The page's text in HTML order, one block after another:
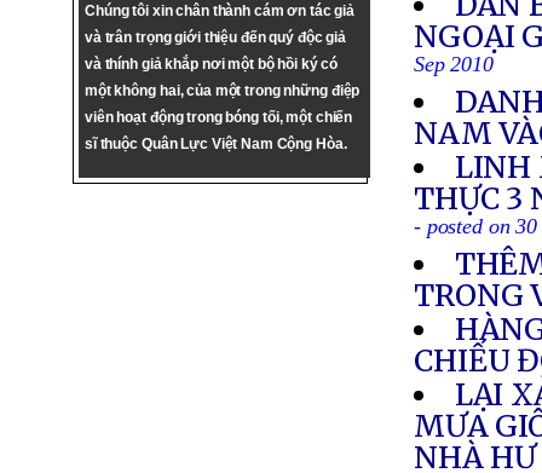
Chúng tôi xin chân thành cám ơn tác giả
và trân trọng giới thiệu đến quý độc giả
và thính giả khắp nơi một bộ hồi ký có
một không hai, của một trong những điệp
viên hoạt động trong bóng tối, một chiến
sĩ thuộc Quân Lực Việt Nam Cộng Hòa.
NGOẠI
Sep 2010
NAM
LINH
THỰC 3
- posted on
TRONG
CHIẾU
LẠI
MƯA
NHÀ HƯ